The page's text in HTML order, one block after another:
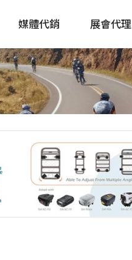
單車誌 Cycling Update
戶外探索 Outside
主題書籍
媒體代銷 展會代理